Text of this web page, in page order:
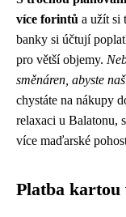
více forintů a užít si
banky si účtují
pro větší objemy.
směnáren, abyste
chystáte na nákupy
relaxaci u Balatonu,
více maďarské
Platba